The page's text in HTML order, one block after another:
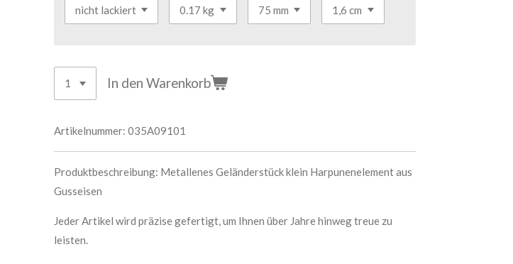
In den Warenkorb
Artikelnummer: 035A09101
Produktbeschreibung: Metallenes Geländerstück klein Harpunenelement aus
Gusseisen
Jeder Artikel wird präzise gefertigt, um Ihnen über Jahre hinweg treue zu
leisten.